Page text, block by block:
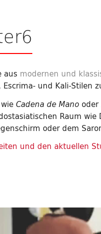
aus modernen und
und Kali-Stilen
wieCadena de Mano oder
Raum
oder dem
und den aktuellen